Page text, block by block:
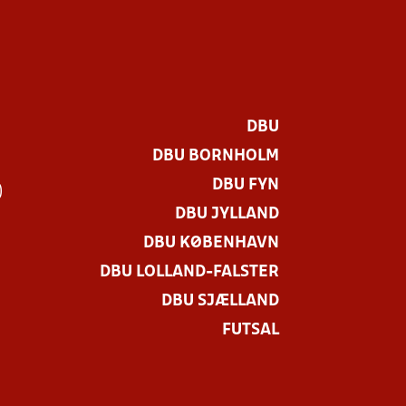
DBU
DBU BORNHOLM
DBU FYN
DBU JYLLAND
DBU KØBENHAVN
DBU LOLLAND-FALSTER
DBU SJÆLLAND
FUTSAL